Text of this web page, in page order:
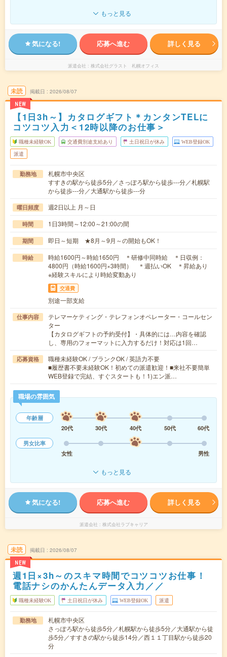
もっと見る
気になる! 応募へ進む 詳しく見る
派遣会社 株式会社グラスト 札幌オフィス
未読
NEW
掲載日 2026/08/07
【1日3h～】カタログギフト＊カンタンTELに
コツコツ入力＜12時以降のお仕事＞
職種未経験OK 交通費別途支給あり 土日祝日が休み WEB登録OK
派遣
勤務地
札幌市中央区
すすきの駅から徒歩5分／さっぽろ駅から徒歩---分／札幌駅
から徒歩---分／大通駅から徒歩---分
曜日頻度 週2日以上 月～日
時間 1日3時間～12:00～21:00の間
期間 即日～短期 ★8月～9月～の開始もOK！
時給
時給1600円～時給1650円 ＊研修中同時給 ＊日収例：
4800円（時給1600円×3時間） ＊週払いOK ＊昇給あり
※経験スキルにより時給変動あり
交通費
別途一部支給
仕事内容
テレマーケティング・テレフォンオペレーター・コールセン
ター
【カタログギフトの予約受付】・具体的には…内容を確認
し、専用のフォーマットに入力するだけ！対応は1回…
応募資格
職種未経験OK / ブランクOK / 英語力不要
■履歴書不要未経験OK！初めての派遣歓迎！■来社不要簡単
WEB登録で完結、すぐスタートも！1)エン派…
職場の雰囲気
年齢層
20代
30代 40代 50代
60代
男女比率
女性
男性
もっと見る
気になる! 応募へ進む 詳しく見る
派遣会社 株式会社ラブキャリア
未読
NEW
掲載日 2026/08/07
週1日×3h～のスキマ時間でコツコツお仕事！
電話ナシのかんたんデータ入力／／
職種未経験OK 土日祝日が休み WEB登録OK 派遣
勤務地
札幌市中央区
さっぽろ駅から徒歩5分／札幌駅から徒歩5分／大通駅から徒
歩5分／すすきの駅から徒歩14分／西１１丁目駅から徒歩20
分